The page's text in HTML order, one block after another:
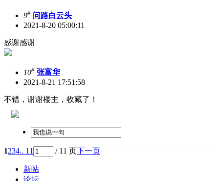
9# 问路白云头
2021-8-20 05:00:11
感谢感谢
10# 张富华
2021-8-21 17:51:58
不错，谢谢楼主，收藏了！
1234.. 11 / 11 页下一页
新帖
论坛